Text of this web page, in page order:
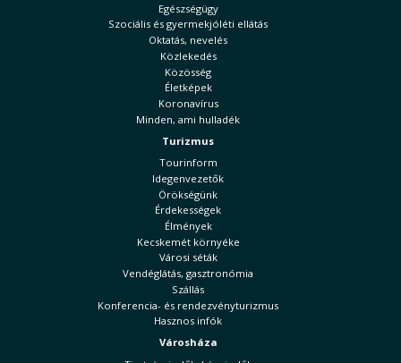
Egészségügy
Szociális és gyermekjóléti ellátás
Oktatás, nevelés
Közlekedés
Közösség
Életképek
Koronavírus
Minden, ami hulladék
Turizmus
Tourinform
Idegenvezetők
Örökségünk
Érdekességek
Élmények
Kecskemét környéke
Városi séták
Vendéglátás, gasztronómia
Szállás
Konferencia- és rendezvényturizmus
Hasznos infók
Városháza